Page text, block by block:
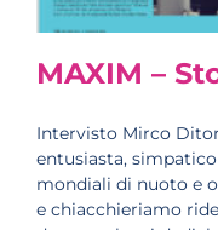
MAXIM –
Intervisto Mirco
entusiasta,
mondiali di nuoto e
e chiacchieriamo